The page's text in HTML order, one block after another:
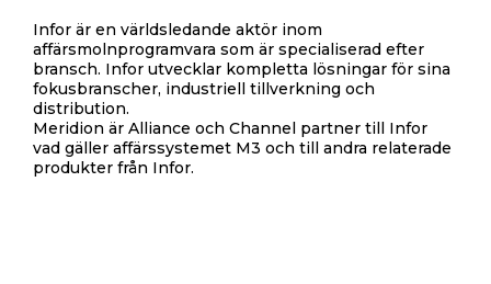
Infor är en världsledande aktör inom
affärsmolnprogramvara som är specialiserad efter
bransch. Infor utvecklar kompletta lösningar för sina
fokusbranscher, industriell tillverkning och
distribution.
Meridion är Alliance och Channel partner till Infor
vad gäller affärssystemet M3 och till andra relaterade
produkter från Infor.